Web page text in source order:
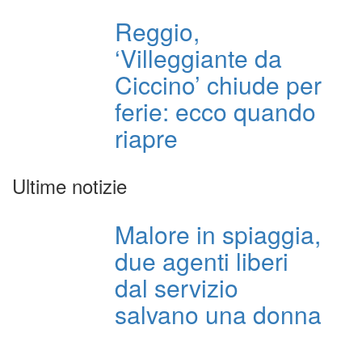
Reggio,
‘Villeggiante da
Ciccino’ chiude per
ferie: ecco quando
riapre
Ultime notizie
Malore in spiaggia,
due agenti liberi
dal servizio
salvano una donna